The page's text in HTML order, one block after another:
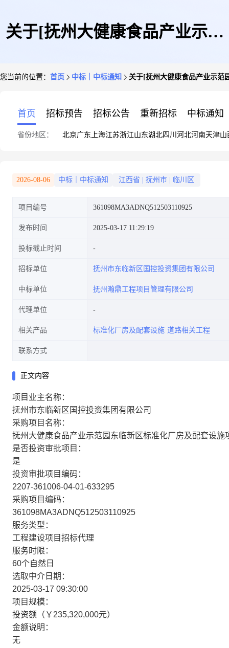
关于[抚州大健康食品产业示范
园区道路相关工程]中选结果的
公告
您当前的位置： 首页 中标｜中标通知 关于[抚州大健康食品产业示范
首页 招标预告 招标公告 重新招标 中标通知
省份地区： 北京广东 上海江苏浙江山东湖北四川 河北河南天津山
2026-08-06 中标｜中标通知 江西省 抚州市 临川区
项目编号 361098MA3ADNQ512503110925
发布时间 2025-03-17 11:29:19
投标截止时间
招标单位 抚州市东临新区国控投资集团有限公司
中标单位 抚州瀚鼎工程项目管理有限公司
代理单位
相关产品 标准化厂房及配套设施 道路相关工程
联系方式
正文内容
项目业主名称：
抚州市东临新区国控投资集团有限公司
采购项目名称：
抚州大健康食品产业示范园东临新区标准化厂房及配套设
是否投资审批项目：
是
投资审批项目编码：
2207-361006-04-01-633295
采购项目编码：
361098MA3ADNQ512503110925
服务类型：
工程建设项目招标代理
服务时限：
60个自然日
选取中介日期：
2025-03-17 09:30:00
项目规模：
投资额（￥235,320,000元）
金额说明：
无